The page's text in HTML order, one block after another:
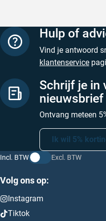
Hulp of
Vind je antwoord
klantenservice
Schrijf je in
nieuwsbrief
Ontvang meteen
Ik wil 5%
Incl. BTW Excl. BTW
Volg ons op:
Instagram
Tiktok